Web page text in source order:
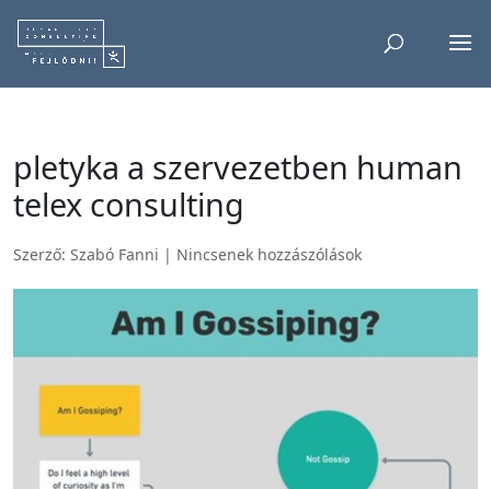
pletyka a szervezetben human
telex consulting
Szerző: Szabó Fanni | Nincsenek hozzászólások